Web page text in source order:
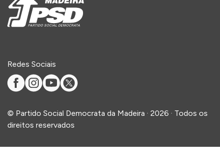
Redes Sociais
© Partido Social Democrata da Madeira · 2026 · Todos os
direitos reservados